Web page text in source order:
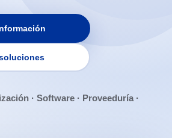
· Software · Proveeduría ·